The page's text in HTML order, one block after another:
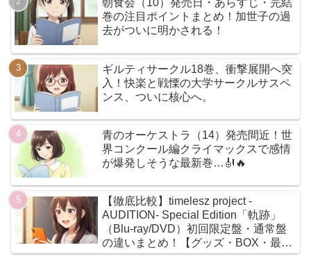
朝食会（10）発売日・あらすじ・完結
巻の注目ポイントまとめ！加世子の過
去がついに明かされる！
ギルティサークル18巻、衝撃展開へ突
入！快楽と戦慄の大学サークルサスペ
ンス、ついに核心へ。
青のオーケストラ（14）発売間近！世
界コンクール編クライマックスで感情
が爆発しそうな最新巻…🎻🔥
【徹底比較】timelesz project -
AUDITION- Special Edition「軌跡」
（Blu-ray/DVD）初回限定盤・通常盤
の違いまとめ！【グッズ・BOX・最安
値】